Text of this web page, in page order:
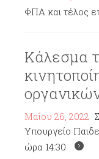
ΦΠΑ και τέλος
Κάλεσμα
Μαΐου 26, 2022
Υπουργείο
ώρα 14:30